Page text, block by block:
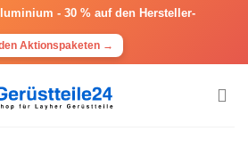
- 30 % auf den Hersteller-
Aktionspaketen →